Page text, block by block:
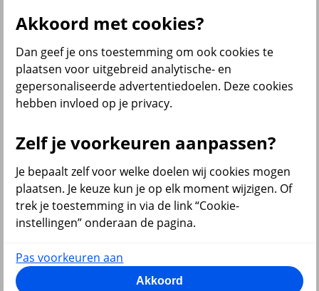
terug
Beleggen
Al onze financiële producten
Bekijk ook
Beleggen
Starten met beleggen
Beleggen voor beginners
Pensioen beleggen
Doelbeleggen
Akkoord met cookies?
Dan geef je ons toestemming om ook cookies te
plaatsen voor uitgebreid analytische- en
gepersonaliseerde advertentiedoelen. Deze cookies
hebben invloed op je privacy.
Zelf je voorkeuren aanpassen?
Je bepaalt zelf voor welke doelen wij cookies mogen
plaatsen. Je keuze kun je op elk moment wijzigen. Of
trek je toestemming in via de link “Cookie-
instellingen” onderaan de pagina.
Pas voorkeuren aan
Akkoord